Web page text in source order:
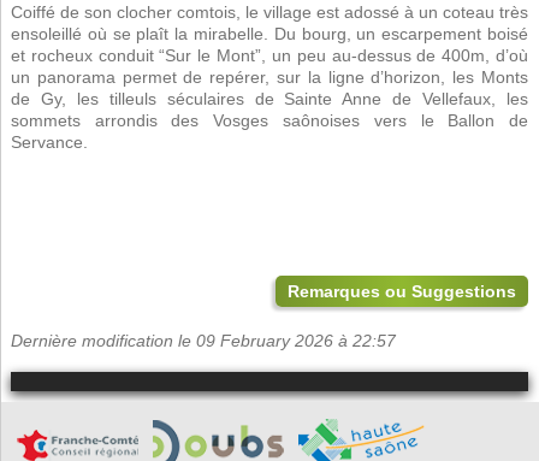
Coiffé de son clocher comtois, le village est adossé à un coteau très
ensoleillé où se plaît la mirabelle. Du bourg, un escarpement boisé
et rocheux conduit “Sur le Mont”, un peu au-dessus de 400m, d’où
un panorama permet de repérer, sur la ligne d’horizon, les Monts
de Gy, les tilleuls séculaires de Sainte Anne de Vellefaux, les
sommets arrondis des Vosges saônoises vers le Ballon de
Servance.
Remarques ou Suggestions
Dernière modification le 09 February 2026 à 22:57